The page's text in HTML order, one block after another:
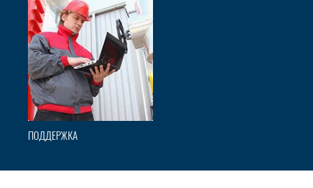
ПОДДЕРЖКА